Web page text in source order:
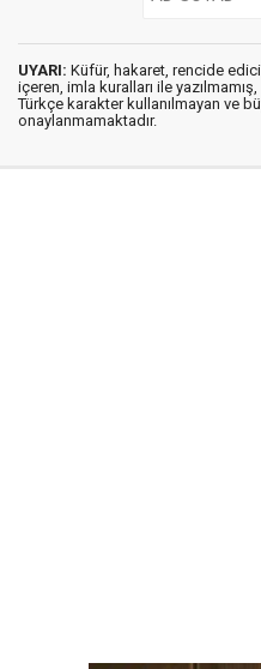
UYARI: Küfür, hakaret, rencide
içeren, imla kuralları ile yazılmamış,
Türkçe karakter kullanılmayan ve
onaylanmamaktadır.